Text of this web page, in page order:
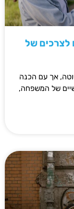
לצרכים של
אך עם הכנה
של המשפחה,